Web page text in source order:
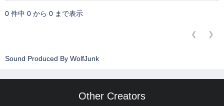
0 件中 0 から 0 まで表示
❮ ❯
Sound Produced By WolfJunk
Other Creators